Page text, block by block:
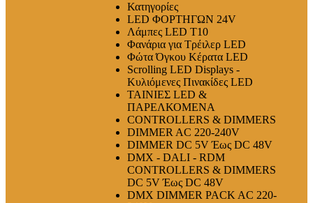
Κατηγορίες
LED ΦΟΡΤΗΓΩΝ 24V
Λάμπες LED T10
Φανάρια για Τρέιλερ LED
Φώτα Όγκου Κέρατα LED
Scrolling LED Displays -
Κυλιόμενες Πινακίδες LED
ΤΑΙΝΙΕΣ LED &
ΠΑΡΕΛΚΟΜΕΝΑ
CONTROLLERS & DIMMERS
DIMMER AC 220-240V
DIMMER DC 5V Έως DC 48V
DMX - DALI - RDM
CONTROLLERS & DIMMERS
DC 5V Έως DC 48V
DMX DIMMER PACK AC 220-